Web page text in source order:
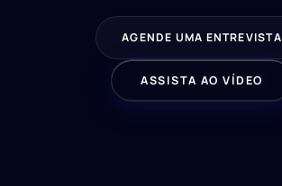
FALE CONOSCO
AGENDE UMA ENTREVISTA
ASSISTA AO VÍDEO